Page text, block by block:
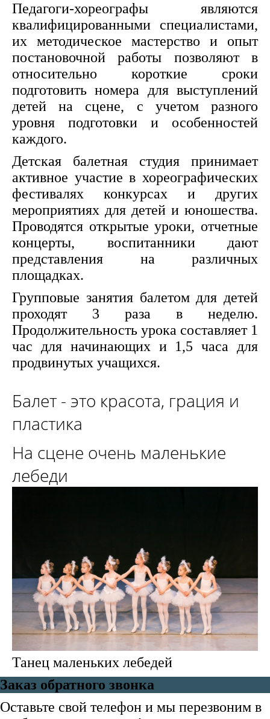
Педагоги-хореографы являются
квалифицированными специалистами,
их методическое мастерство и опыт
постановочной работы позволяют в
относительно короткие сроки
подготовить номера для выступлений
детей на сцене, с учетом разного
уровня подготовки и особенностей
каждого.
Детская балетная студия принимает
активное участие в хореографических
фестивалях конкурсах и других
мероприятиях для детей и юношества.
Проводятся открытые уроки, отчетные
концерты, воспитанники дают
представления на различных
площадках.
Групповые занятия балетом для детей
проходят 3 раза в неделю.
Продолжительность урока составляет 1
час для начинающих и 1,5 часа для
продвинутых учащихся.
Балет - это красота, грация и
пластика
На сцене очень маленькие
лебеди
Танец маленьких лебедей
Заказ обратного звонка
Оставьте свой телефон и мы перезвоним в